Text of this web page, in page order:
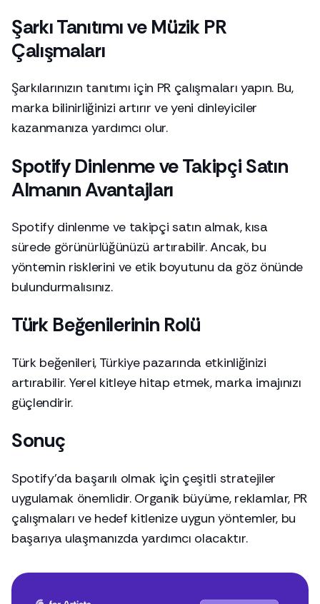
Şarkı Tanıtımı ve Müzik PR
Çalışmaları
Şarkılarınızın tanıtımı için PR çalışmaları yapın. Bu,
marka bilinirliğinizi artırır ve yeni dinleyiciler
kazanmanıza yardımcı olur.
Spotify Dinlenme ve Takipçi Satın
Almanın Avantajları
Spotify dinlenme ve takipçi satın almak, kısa
sürede görünürlüğünüzü artırabilir. Ancak, bu
yöntemin risklerini ve etik boyutunu da göz önünde
bulundurmalısınız.
Türk Beğenilerinin Rolü
Türk beğenileri, Türkiye pazarında etkinliğinizi
artırabilir. Yerel kitleye hitap etmek, marka imajınızı
güçlendirir.
Sonuç
Spotify'da başarılı olmak için çeşitli stratejiler
uygulamak önemlidir. Organik büyüme, reklamlar, PR
çalışmaları ve hedef kitlenize uygun yöntemler, bu
başarıya ulaşmanızda yardımcı olacaktır.